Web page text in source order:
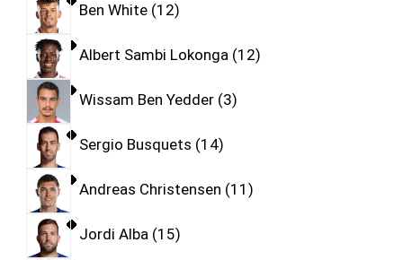
Ben White 12
Albert Sambi Lokonga 12
Wissam Ben Yedder 3
Sergio Busquets 14
Andreas Christensen 11
Jordi Alba 15